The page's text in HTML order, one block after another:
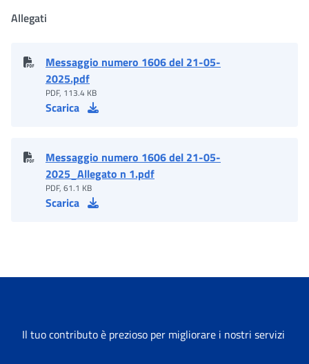
Allegati
Messaggio numero 1606 del 21-05-
2025.pdf
PDF, 113.4 KB
Scarica
Messaggio numero 1606 del 21-05-
2025_Allegato n 1.pdf
PDF, 61.1 KB
Scarica
Il tuo contributo è prezioso per migliorare i nostri servizi